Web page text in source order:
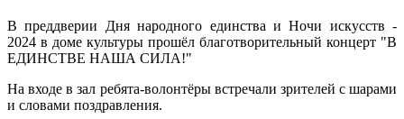
В преддверии Дня народного единства и Ночи искусств -
2024 в доме культуры прошёл благотворительный концерт "В
ЕДИНСТВЕ НАША СИЛА!"
На входе в зал ребята-волонтёры встречали зрителей с шарами
и словами поздравления.